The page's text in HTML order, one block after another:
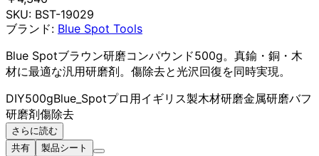
SKU: BST-19029
ブランド: Blue Spot Tools
Blue Spotブラウン研磨コンパウンド500g。真鍮・銅・木
材に最適な汎用研磨剤。傷除去と光沢回復を同時実現。
DIY500gBlue_Spotプロ用イギリス製木材研磨金属研磨バフ
研磨剤傷除去
さらに読む
共有
製品シート